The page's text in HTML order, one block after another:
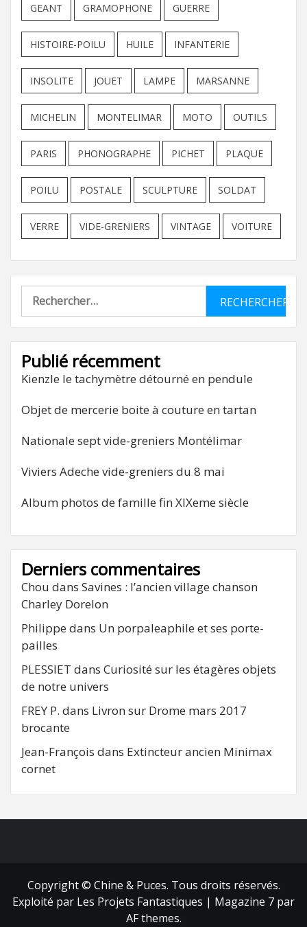
GEANT GRAMOPHONE GUERRE
HISTOIRE-POILU HUILE INFANTERIE
INSOLITE JOUET LAMPE MARSANNE
MICHELIN MONTELIMAR MOTO OUTILS
PARIS PHONOGRAPHE PICHET PLAQUE
POILU POSTALE SCULPTURE SOLDAT
VERRE VIDE-GRENIERS VINTAGE VOITURE
Rechercher :
Publié récemment
Kienzle le tachymètre détourné en pendule
Objet de mercerie boite à couture en tartan
Nationale sept vide-greniers Montélimar
Viviers Adeche vide-greniers du 8 mai
Album photos de famille fin XIXeme siècle
Derniers commentaires
Chou dans Savines : l’ancien village chanson
Charley Dorelon
Philippe dans Un porpaleaphile et ses porte-
pailles
PLESSIET dans Curiosité sur les étagères objets
de notre univers
FREY P. dans Livron sur Drome mars 2017
brocante
Jean-François dans Extincteur ancien Minimax
cornet
Copyright © Chine & Puces. Tous droits réservés.
Exploité par Les Projets Fantastiques | Magazine 7 par
AF themes.